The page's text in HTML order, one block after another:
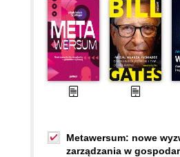
Metawersum: nowe
zarządzania w